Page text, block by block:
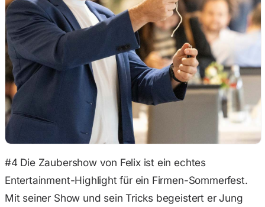
#4 Die Zaubershow von Felix ist ein echtes
Entertainment-Highlight für ein Firmen-Sommerfest.
Mit seiner Show und sein Tricks begeistert er Jung